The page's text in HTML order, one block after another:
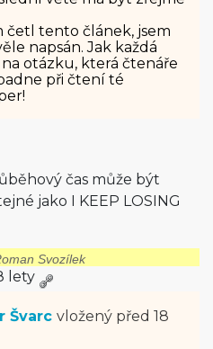
četl tento článek, jsem
napsán. Jak každá
otázku, která čtenáře
při čtení té
čas může být
jako I KEEP LOSING
Svozílek
lety
Švarc vložený před 18